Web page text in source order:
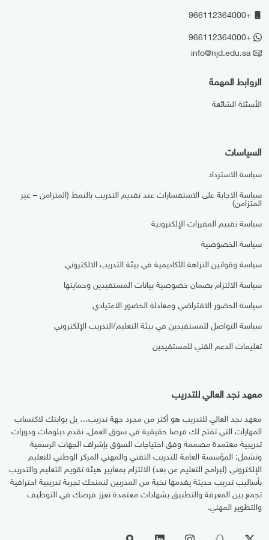
+966112364000
+966112364000
info@njd.edu.sa
الروابط المهمة
الأسئلة الشائعة
السياسات
سياسة الاسترداد
سياسة الاجابة على الاستفسارات عند تقديم التدريب بالنمط (المتزامن – غير
المتزامن)
سياسة تقييم المقررات الإلكترونية
سياسة الخصوصية
سياسة وقوانين النزاهة الأكاديمية في بيئة التدريب الالكتروني
سياسة الالتزام بضمان خصوصية بيانات المستفيدين وحمايتها
سياسة الحضور الافتراضي ومعادلة الحضور الاعتيادي
سياسة التواصل للمستفيدين في بيئة التعليم/التدريب الإلكتروني
تعليمات الدعم الفني للمستفيدين
معهد نجد العالي للتدريب
معهد نجد العالي للتدريب هو أكثر من مجرد جهة تدريب… بل بوابتك لاكتساب
المهارات التي تفتح لك فرصا حقيقية في سوق العمل. نقدم دبلومات ودورات
تدريبية معتمدة مصممة وفق احتياجات السوق بإشراف الجهات الرسمية
وتشمل: المؤسسة العامة للتدريب التقني والمهني المركز الوطني للتعليم
الإلكتروني (لبرامج التعليم عن بعد) الالتزام بمعايير هيئة تقويم التعليم والتدريب
بأساليب تدريب حديثة يقدمها نخبة من المدربين لنمنحك تجربة تدريبية احترافية
تجمع بين المعرفة والتطبيق بشهادات معتمدة تعزز فرصك في التوظيف
والتطوير المهني.